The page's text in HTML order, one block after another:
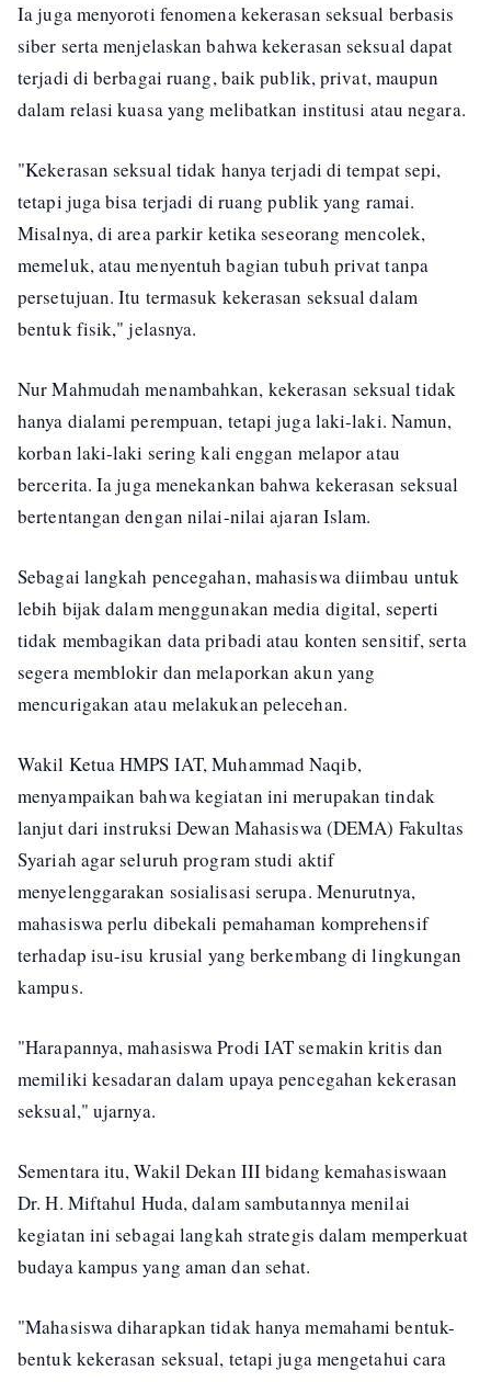
Ia juga menyoroti fenomena kekerasan seksual berbasis
siber serta menjelaskan bahwa kekerasan seksual dapat
terjadi di berbagai ruang, baik publik, privat, maupun
dalam relasi kuasa yang melibatkan institusi atau negara.
"Kekerasan seksual tidak hanya terjadi di tempat sepi,
tetapi juga bisa terjadi di ruang publik yang ramai.
Misalnya, di area parkir ketika seseorang mencolek,
memeluk, atau menyentuh bagian tubuh privat tanpa
persetujuan. Itu termasuk kekerasan seksual dalam
bentuk fisik," jelasnya.
Nur Mahmudah menambahkan, kekerasan seksual tidak
hanya dialami perempuan, tetapi juga laki-laki. Namun,
korban laki-laki sering kali enggan melapor atau
bercerita. Ia juga menekankan bahwa kekerasan seksual
bertentangan dengan nilai-nilai ajaran Islam.
Sebagai langkah pencegahan, mahasiswa diimbau untuk
lebih bijak dalam menggunakan media digital, seperti
tidak membagikan data pribadi atau konten sensitif, serta
segera memblokir dan melaporkan akun yang
mencurigakan atau melakukan pelecehan.
Wakil Ketua HMPS IAT, Muhammad Naqib,
menyampaikan bahwa kegiatan ini merupakan tindak
lanjut dari instruksi Dewan Mahasiswa (DEMA) Fakultas
Syariah agar seluruh program studi aktif
menyelenggarakan sosialisasi serupa. Menurutnya,
mahasiswa perlu dibekali pemahaman komprehensif
terhadap isu-isu krusial yang berkembang di lingkungan
kampus.
"Harapannya, mahasiswa Prodi IAT semakin kritis dan
memiliki kesadaran dalam upaya pencegahan kekerasan
seksual," ujarnya.
Sementara itu, Wakil Dekan III bidang kemahasiswaan
Dr. H. Miftahul Huda, dalam sambutannya menilai
kegiatan ini sebagai langkah strategis dalam memperkuat
budaya kampus yang aman dan sehat.
"Mahasiswa diharapkan tidak hanya memahami bentuk-
bentuk kekerasan seksual, tetapi juga mengetahui cara